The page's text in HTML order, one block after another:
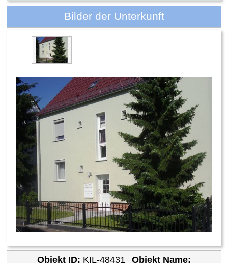
Bilder der Unterkunft
Objekt ID: KIL-48431 Objekt Name: